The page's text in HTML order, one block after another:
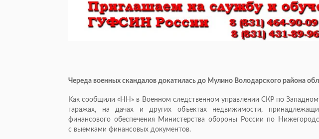
Череда военных скандалов докатилась до Мулино Володарского района
Как сообщили «НН» в Военном следственном управлении СКР по
гаражах, на дачах и других объектах недвижимости,
финансового обеспечения Министерства обороны России по
с выемками финансовых документов.